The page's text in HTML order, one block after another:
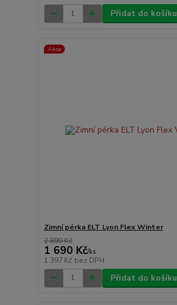
Přidat do košíku
Akce
Zimní pérka ELT Lyon Flex Winter
2 890 Kč
1 690 Kč/ks
1 397 Kč bez DPH
Přidat do košíku